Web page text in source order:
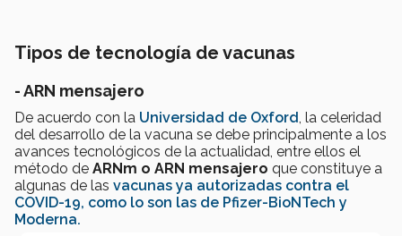
Tipos de tecnología de vacunas
- ARN mensajero
De acuerdo con la Universidad de Oxford, la celeridad
del desarrollo de la vacuna se debe principalmente a los
avances tecnológicos de la actualidad, entre ellos el
método de ARNm o ARN mensajero que constituye a
algunas de las vacunas ya autorizadas contra el
COVID-19, como lo son las de Pfizer-BioNTech y
Moderna.